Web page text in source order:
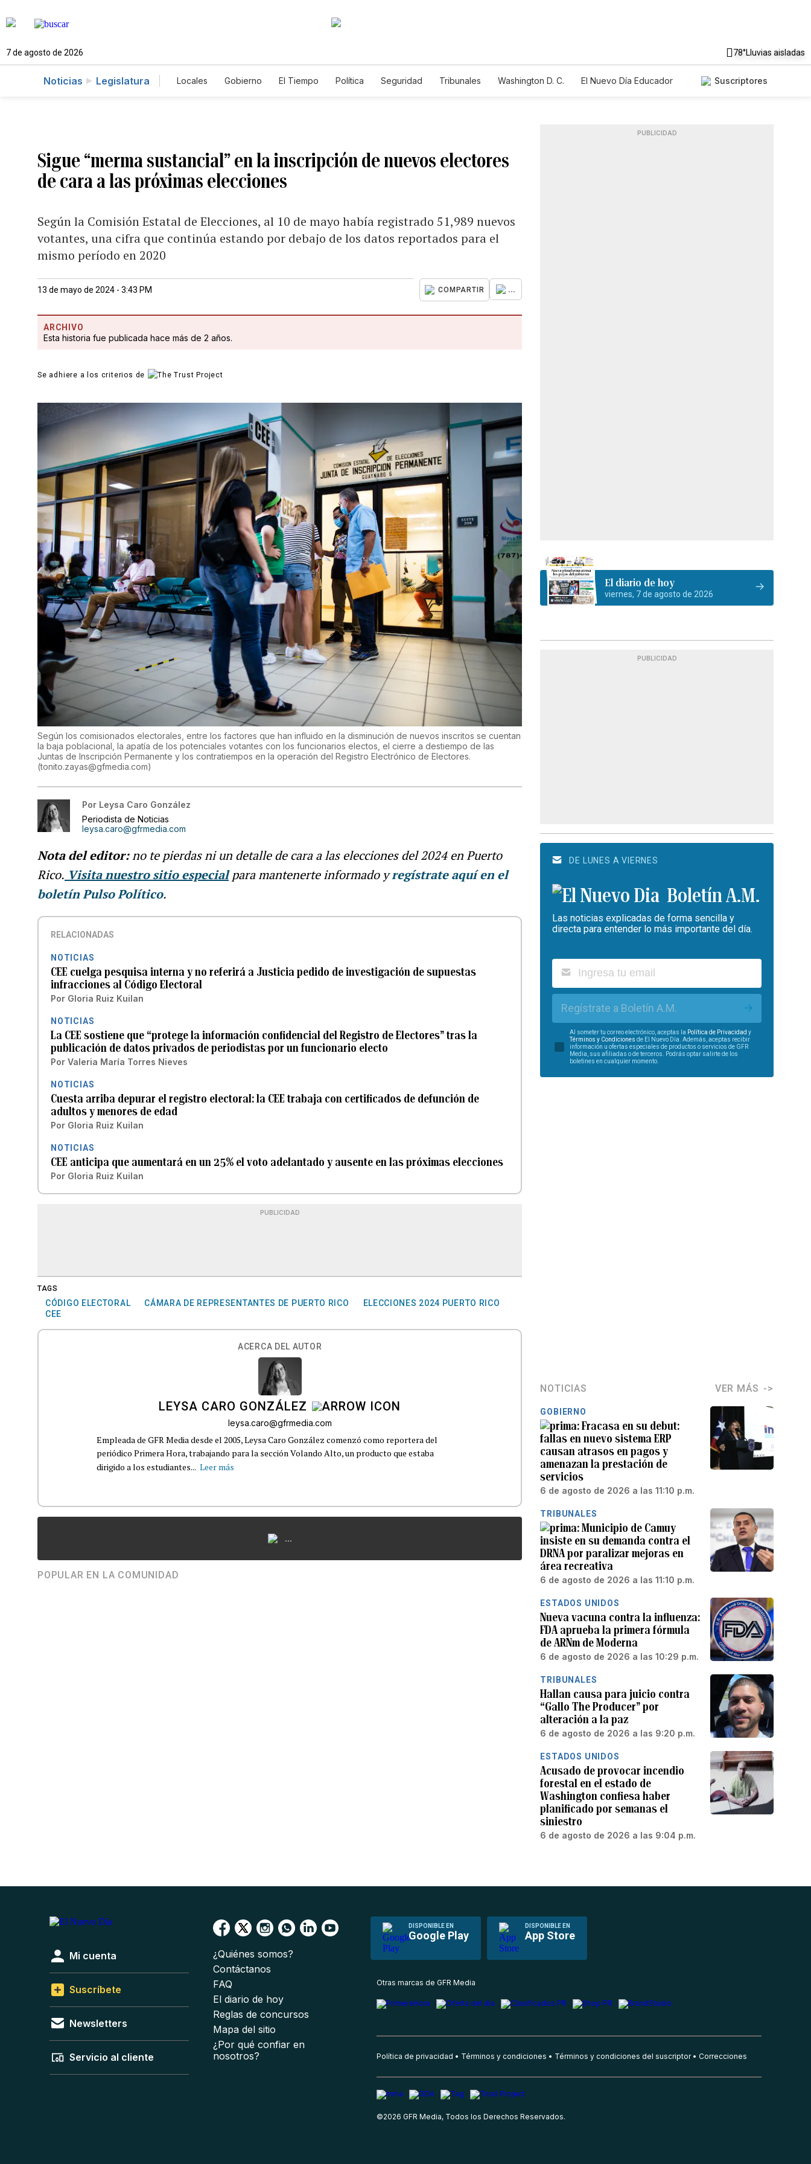
7 de agosto de 2026 78°Lluvias aisladas
Noticias Legislatura Locales Gobierno El Tiempo Política Seguridad Tribunales Washington D. C.
El Nuevo Día Educador
Suscriptores
Sigue “merma sustancial” en la inscripción de nuevos electores
de cara a las próximas elecciones
Según la Comisión Estatal de Elecciones, al 10 de mayo había registrado 51,989 nuevos
votantes, una cifra que continúa estando por debajo de los datos reportados para el
mismo período en 2020
13 de mayo de 2024 - 3:43 PM COMPARTIR ...
ARCHIVO
Esta historia fue publicada hace más de 2 años.
Se adhiere a los criterios de
Según los comisionados electorales, entre los factores que han influido en la disminución de nuevos inscritos se cuentan
la baja poblacional, la apatía de los potenciales votantes con los funcionarios electos, el cierre a destiempo de las
Juntas de Inscripción Permanente y los contratiempos en la operación del Registro Electrónico de Electores.
(tonito.zayas@gfmedia.com)
Por Leysa Caro González
Periodista de Noticias
leysa.caro@gfrmedia.com
Nota del editor:no te pierdas ni un detalle de cara a las elecciones del 2024 en Puerto
Rico. Visita nuestro sitio especialpara mantenerte informado yregístrate aquí en el
boletín Pulso Político.
RELACIONADAS
NOTICIAS
CEE cuelga pesquisa interna y no referirá a Justicia pedido de investigación de supuestas
infracciones al Código Electoral
Por Gloria Ruiz Kuilan
NOTICIAS
La CEE sostiene que “protege la información confidencial del Registro de Electores” tras la
publicación de datos privados de periodistas por un funcionario electo
Por Valeria María Torres Nieves
NOTICIAS
Cuesta arriba depurar el registro electoral: la CEE trabaja con certificados de defunción de
adultos y menores de edad
Por Gloria Ruiz Kuilan
NOTICIAS
CEE anticipa que aumentará en un 25% el voto adelantado y ausente en las próximas elecciones
Por Gloria Ruiz Kuilan
PUBLICIDAD
TAGS
CÓDIGO ELECTORAL CÁMARA DE REPRESENTANTES DE PUERTO RICO
ELECCIONES 2024 PUERTO RICO
CEE
ACERCA DEL AUTOR
LEYSA CARO GONZÁLEZ
leysa.caro@gfrmedia.com
Empleada de GFR Media desde el 2005, Leysa Caro González comenzó como reportera del
periódico Primera Hora, trabajando para la sección Volando Alto, un producto que estaba
dirigido a los estudiantes... Leer más
...
POPULAR EN LA COMUNIDAD
PUBLICIDAD
El diario de hoy
viernes, 7 de agosto de 2026
PUBLICIDAD
DE LUNES A VIERNES
Boletín A.M.
Las noticias explicadas de forma sencilla y
directa para entender lo más importante del día.
Regístrate a Boletín A.M.
Al someter tu correo electrónico, aceptas la Política de Privacidad y
Términos y Condiciones de El Nuevo Día. Además, aceptas recibir
información u ofertas especiales de productos o servicios de GFR
Media, sus afiliadas o de terceros. Podrás optar salirte de los
boletines en cualquier momento.
NOTICIAS VER MÁS
GOBIERNO
Fracasa en su debut:
fallas en nuevo sistema ERP
causan atrasos en pagos y
amenazan la prestación de
servicios
6 de agosto de 2026 a las 11:10 p.m.
TRIBUNALES
Municipio de Camuy
insiste en su demanda contra el
DRNA por paralizar mejoras en
área recreativa
6 de agosto de 2026 a las 11:10 p.m.
ESTADOS UNIDOS
Nueva vacuna contra la influenza:
FDA aprueba la primera fórmula
de ARNm de Moderna
6 de agosto de 2026 a las 10:29 p.m.
TRIBUNALES
Hallan causa para juicio contra
“Gallo The Producer” por
alteración a la paz
6 de agosto de 2026 a las 9:20 p.m.
ESTADOS UNIDOS
Acusado de provocar incendio
forestal en el estado de
Washington confiesa haber
planificado por semanas el
siniestro
6 de agosto de 2026 a las 9:04 p.m.
DISPONIBLE EN
Google Play
DISPONIBLE EN
App Store
Mi cuenta
Suscríbete
Newsletters
Servicio al cliente
¿Quiénes somos?
Contáctanos
FAQ
El diario de hoy
Reglas de concursos
Mapa del sitio
¿Por qué confiar en
nosotros?
Otras marcas de GFR Media
Política de privacidad Términos y condiciones Términos y condiciones del suscriptor Correcciones
©2026 GFR Media, Todos los Derechos Reservados.